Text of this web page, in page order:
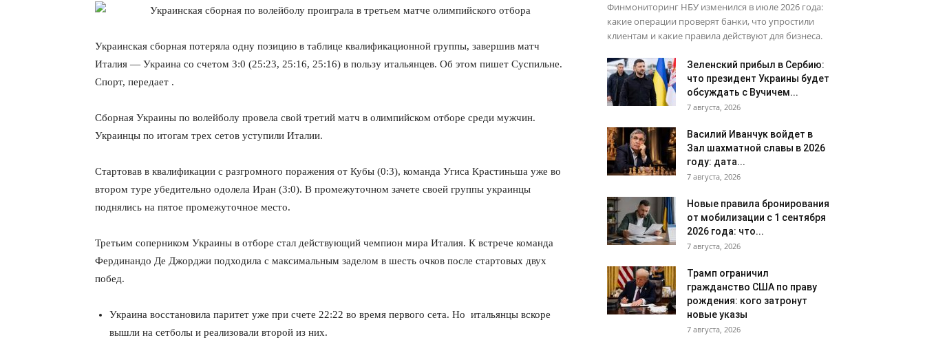
Украинская сборная потеряла одну позицию в таблице квалификационной группы, завершив матч
Италия — Украина со счетом 3:0 (25:23, 25:16, 25:16) в пользу итальянцев. Об этом пишет Суспильне.
Спорт, передает .
Сборная Украины по волейболу провела свой третий матч в олимпийском отборе среди мужчин.
Украинцы по итогам трех сетов уступили Италии.
Стартовав в квалификации с разгромного поражения от Кубы (0:3), команда Угиса Крастиньша уже во
втором туре убедительно одолела Иран (3:0). В промежуточном зачете своей группы украинцы
поднялись на пятое промежуточное место.
Третьим соперником Украины в отборе стал действующий чемпион мира Италия. К встрече команда
Фердинандо Де Джорджи подходила с максимальным заделом в шесть очков после стартовых двух
побед.
Украина восстановила паритет уже при счете 22:22 во время первого сета. Но итальянцы вскоре
вышли на сетболы и реализовали второй из них.
Финмониторинг НБУ изменился в июле 2026 года:
какие операции проверят банки, что упростили
клиентам и какие правила действуют для бизнеса.
Зеленский прибыл в Сербию:
что президент Украины будет
обсуждать с Вучичем...
7 августа, 2026
Василий Иванчук войдет в
Зал шахматной славы в 2026
году: дата...
7 августа, 2026
Новые правила бронирования
от мобилизации с 1 сентября
2026 года: что...
7 августа, 2026
Трамп ограничил
гражданство США по праву
рождения: кого затронут
новые указы
7 августа, 2026